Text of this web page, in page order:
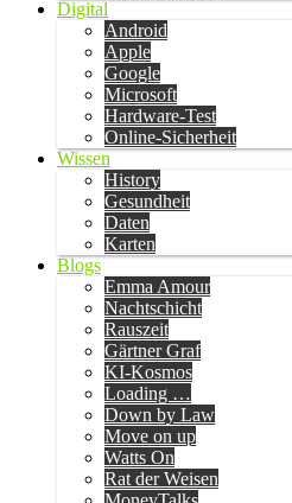
Digital
Android
Apple
Google
Microsoft
Hardware-Test
Online-Sicherheit
Wissen
History
Gesundheit
Daten
Karten
Blogs
Emma Amour
Nachtschicht
Rauszeit
Gärtner Graf
KI-Kosmos
Loading …
Down by Law
Move on up
Watts On
Rat der Weisen